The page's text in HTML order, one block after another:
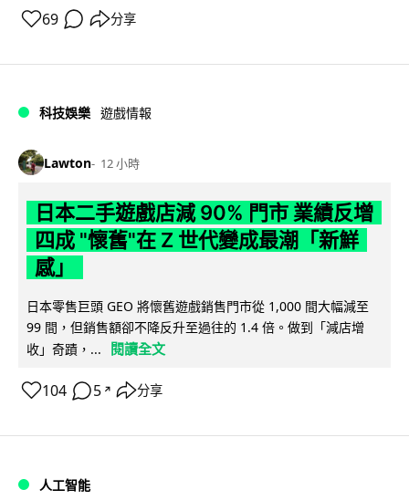
69 分享
科技娛樂 遊戲情報
Lawton 12 小時
日本二手遊戲店減 90% 門市 業績反增
四成 "懷舊"在 Z 世代變成最潮「新鮮
感」
日本零售巨頭 GEO 將懷舊遊戲銷售門市從 1,000 間大幅減至
99 間，但銷售額卻不降反升至過往的 1.4 倍。做到「減店增
收」奇蹟，...
閱讀全文
104 5 ↗ 分享
人工智能